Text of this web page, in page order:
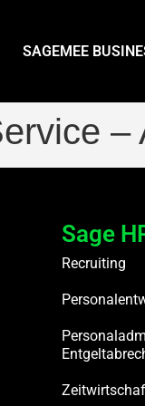
SAGEMEE
–
Sage
Recruiting